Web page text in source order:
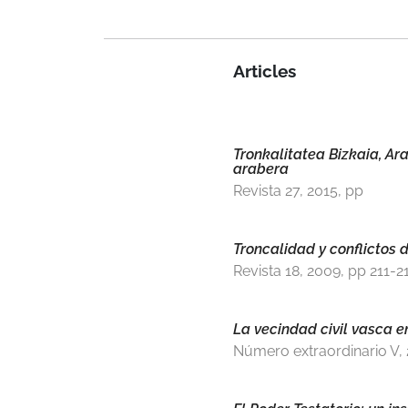
Articles
Tronkalitatea Bizkaia,
arabera
Revista 27, 2015, pp
Troncalidad y conflictos
Revista 18, 2009, pp 211-
La vecindad civil vasca
Número extraordinario V,